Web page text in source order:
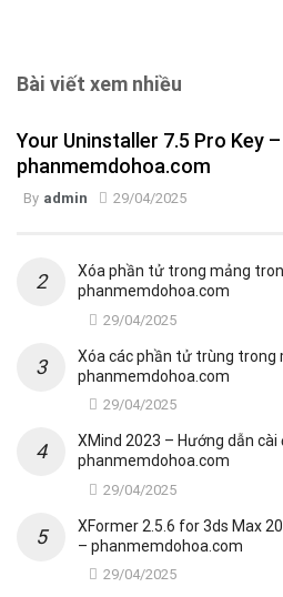
Bài viết xem nhiều
Your Uninstaller 7.5 Pro Key –
phanmemdohoa.com
By admin 29/04/2025
Xóa phần tử trong mảng
phanmemdohoa.com
29/04/2025
Xóa các phần tử trùng trong
phanmemdohoa.com
29/04/2025
XMind 2023 – Hướng dẫn
phanmemdohoa.com
29/04/2025
XFormer 2.5.6 for 3ds Max
– phanmemdohoa.com
29/04/2025